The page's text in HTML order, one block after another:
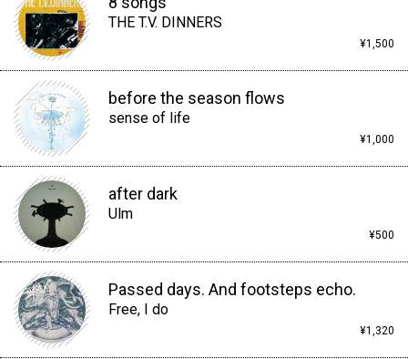
THE T.V. DINNERS
¥1,500
before the season flows
sense of life
¥1,000
after dark
Ulm
¥500
Passed days. And footsteps echo.
Free, I do
¥1,320